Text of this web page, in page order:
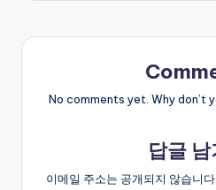
No comments yet. Why don’t
답글 남
이메일 주소는 공개되지 않습니다.